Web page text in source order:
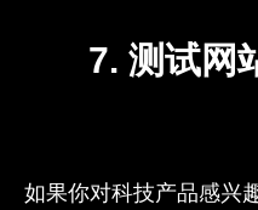
7. 测试网
如果你对科技产品感兴